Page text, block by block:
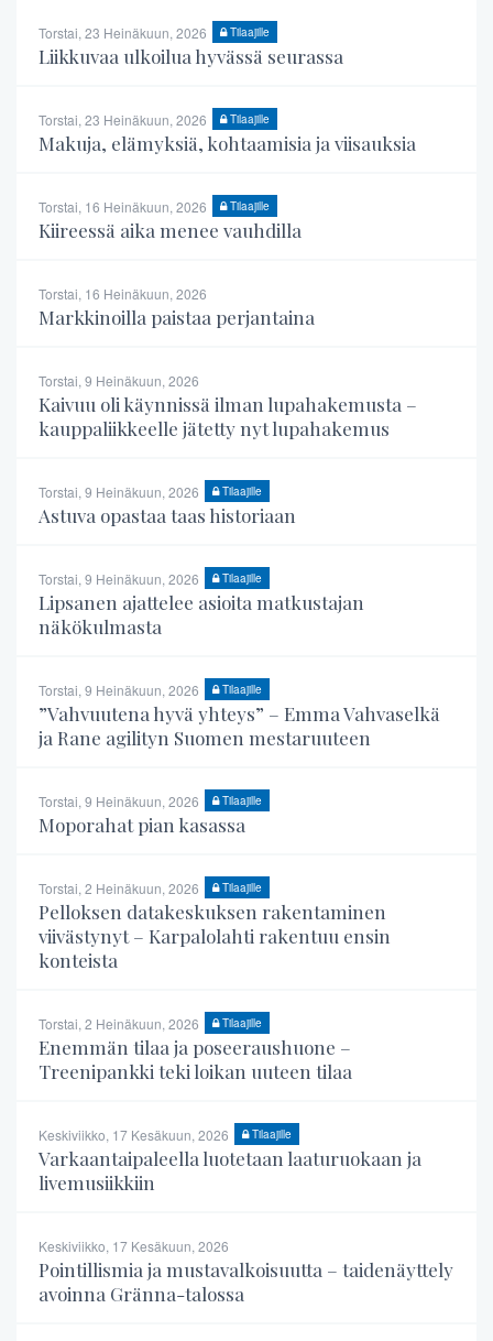
Torstai, 23 Heinäkuun, 2026 Tilaajille
Liikkuvaa ulkoilua hyvässä seurassa
Torstai, 23 Heinäkuun, 2026 Tilaajille
Makuja, elämyksiä, kohtaamisia ja viisauksia
Torstai, 16 Heinäkuun, 2026 Tilaajille
Kiireessä aika menee vauhdilla
Torstai, 16 Heinäkuun, 2026
Markkinoilla paistaa perjantaina
Torstai, 9 Heinäkuun, 2026
Kaivuu oli käynnissä ilman lupahakemusta –
kauppaliikkeelle jätetty nyt lupahakemus
Torstai, 9 Heinäkuun, 2026 Tilaajille
Astuva opastaa taas historiaan
Torstai, 9 Heinäkuun, 2026 Tilaajille
Lipsanen ajattelee asioita matkustajan
näkökulmasta
Torstai, 9 Heinäkuun, 2026 Tilaajille
”Vahvuutena hyvä yhteys” – Emma Vahvaselkä
ja Rane agilityn Suomen mestaruuteen
Torstai, 9 Heinäkuun, 2026 Tilaajille
Moporahat pian kasassa
Torstai, 2 Heinäkuun, 2026 Tilaajille
Pelloksen datakeskuksen rakentaminen
viivästynyt – Karpalolahti rakentuu ensin
konteista
Torstai, 2 Heinäkuun, 2026 Tilaajille
Enemmän tilaa ja poseeraushuone –
Treenipankki teki loikan uuteen tilaa
Keskiviikko, 17 Kesäkuun, 2026 Tilaajille
Varkaantaipaleella luotetaan laaturuokaan ja
livemusiikkiin
Keskiviikko, 17 Kesäkuun, 2026
Pointillismia ja mustavalkoisuutta – taidenäyttely
avoinna Gränna-talossa